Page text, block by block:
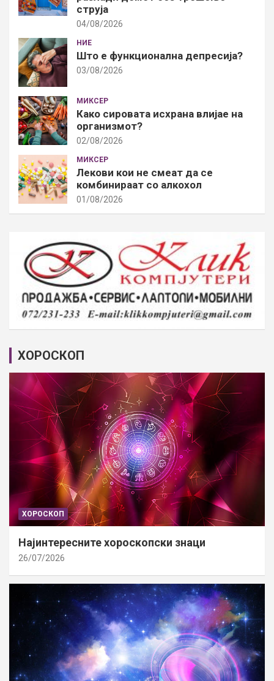
струја
04/08/2026
НИЕ
Што е функционална депресија?
03/08/2026
МИКСЕР
Како сировата исхрана влијае на
организмот?
02/08/2026
МИКСЕР
Лекови кои не смеат да се
комбинираат со алкохол
01/08/2026
ХОРОСКОП
ХОРОСКОП
Најинтересните хороскопски знаци
26/07/2026